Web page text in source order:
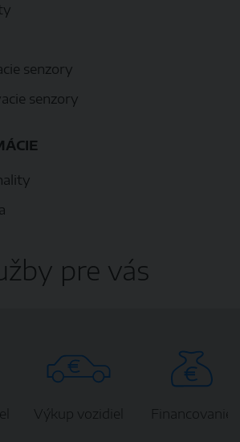
senzory
senzory
pre vás
Výkup vozidiel Financovanie